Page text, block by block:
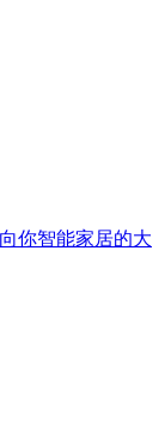
你智能家居的大